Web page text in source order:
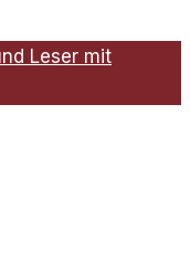
Leser mit